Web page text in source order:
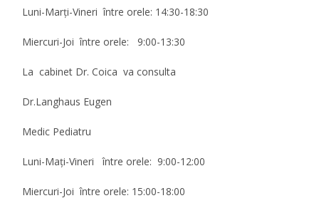
Luni-Marţi-Vineri între orele: 14:30-18:30
Miercuri-Joi între orele:9:00-13:30
La cabinet Dr. Coica va consulta
Dr.Langhaus Eugen
Medic Pediatru
Luni-Maţi-Vineri între orele:9:00-12:00
Miercuri-Joi între orele: 15:00-18:00